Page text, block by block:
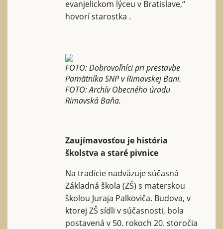
evanjelickom lýceu v Bratislave,“
hovorí starostka .
FOTO: Dobrovoľníci pri prestavbe
Pamätníka SNP v Rimavskej Bani.
FOTO: Archív Obecného úradu
Rimavská Baňa.
Zaujímavosťou je história
školstva a staré pivnice
Na tradície nadväzuje súčasná
Základná škola (ZŠ) s materskou
školou Juraja Palkoviča. Budova, v
ktorej ZŠ sídli v súčasnosti, bola
postavená v 50. rokoch 20. storočia